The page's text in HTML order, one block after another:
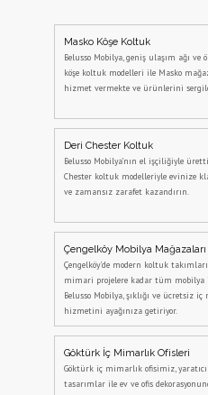
Masko Köşe Koltuk
Belusso Mobilya, geniş ulaşım ağı ve
köşe koltuk modelleri ile Masko
hizmet vermekte ve ürünlerini
Deri Chester Koltuk
Belusso Mobilya’nın el işçiliğiyle
Chester koltuk modelleriyle evinize
ve zamansız zarafet kazandırın.
Çengelköy Mobilya Mağazaları
Çengelköy'de modern koltuk
mimari projelere kadar tüm mobilya
Belusso Mobilya, şıklığı ve ücretsiz
hizmetini ayağınıza getiriyor.
Göktürk İç Mimarlık Ofisleri
Göktürk iç mimarlık ofisimiz,
tasarımlar ile ev ve ofis